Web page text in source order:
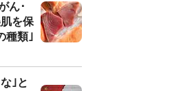
ん･
を保
種類｣
｣と